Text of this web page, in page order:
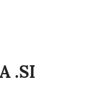
.SI